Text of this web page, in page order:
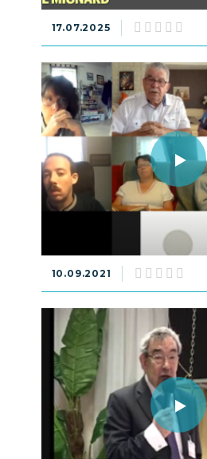
17.07.2025
10.09.2021